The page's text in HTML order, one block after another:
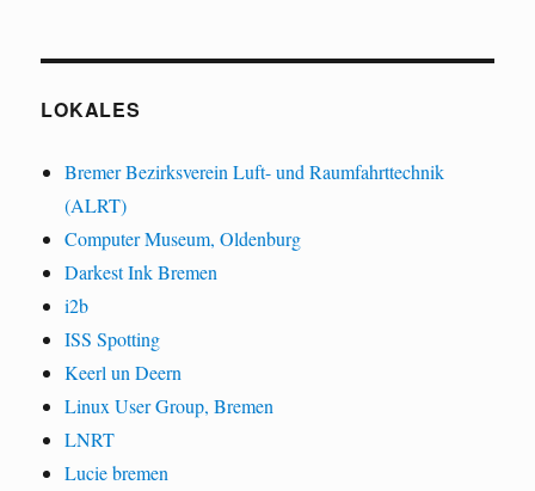
LOKALES
Bremer Bezirksverein Luft- und Raumfahrttechnik
(ALRT)
Computer Museum, Oldenburg
Darkest Ink Bremen
i2b
ISS Spotting
Keerl un Deern
Linux User Group, Bremen
LNRT
Lucie bremen